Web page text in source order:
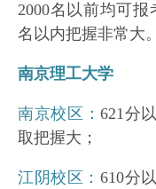
2000名以前均可报
名以内把握非常大。
南京理工大学
南京校区：621分
取把握大；
江阴校区： 610分